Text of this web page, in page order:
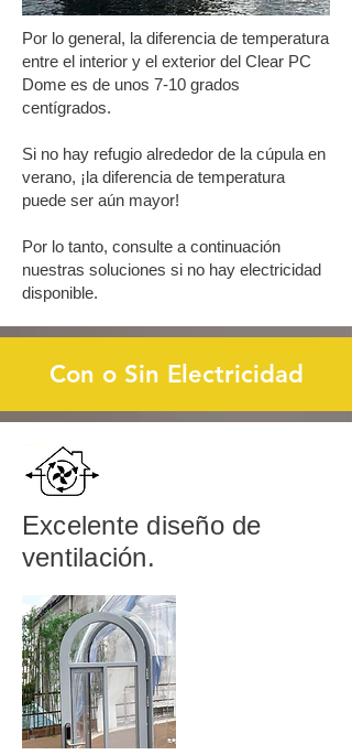
Por lo general, la diferencia de temperatura
entre el interior y el exterior del Clear PC
Dome es de unos 7-10 grados
centígrados.
Si no hay refugio alrededor de la cúpula en
verano, ¡la diferencia de temperatura
puede ser aún mayor!
Por lo tanto, consulte a continuación
nuestras soluciones si no hay electricidad
disponible.
Con o Sin Electricidad
Excelente diseño de
ventilación.